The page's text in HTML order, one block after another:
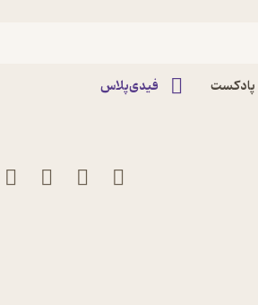
پادکست فیدی‌پلاس